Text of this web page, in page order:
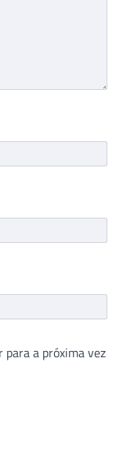
para a próxima vez